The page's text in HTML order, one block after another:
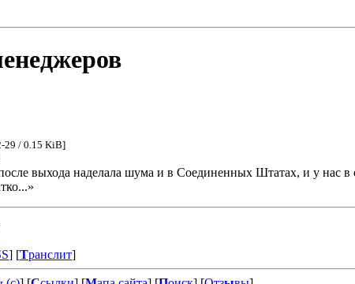
29 / 0.15 KiB]
выхода наделала шума и в Соединенных Штатах, и у нас
] [Транслит]